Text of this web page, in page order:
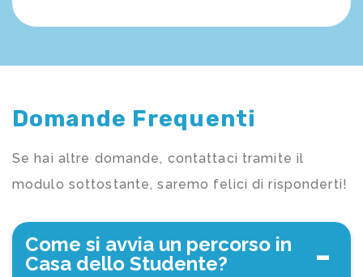
Domande Frequenti
Se hai altre domande, contattaci tramite il
modulo sottostante, saremo felici di risponderti!
Come si avvia un percorso in
Casa dello Studente?